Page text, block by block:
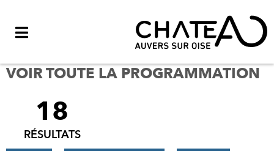
VOIR TOUTE LA PROGRAMMATION
FILTRER
RÉSULTATS
18
RÉSULTATS